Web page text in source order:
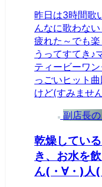
昨日は3時間歌
んなに歌わな
疲れた～でも
うってすてき♪
ティービーワ
っごいヒット
けど(すみませ
副店長
乾燥してい
き、お水を
ん(・∀・)人